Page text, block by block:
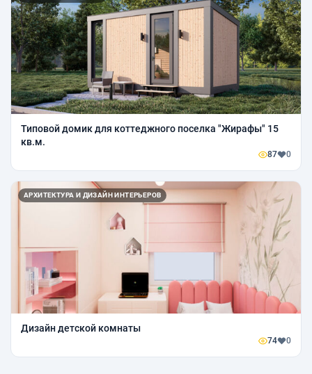
Типовой домик для коттеджного поселка "Жирафы" 15
кв.м.
87 0
АРХИТЕКТУРА И ДИЗАЙН ИНТЕРЬЕРОВ
Дизайн детской комнаты
74 0